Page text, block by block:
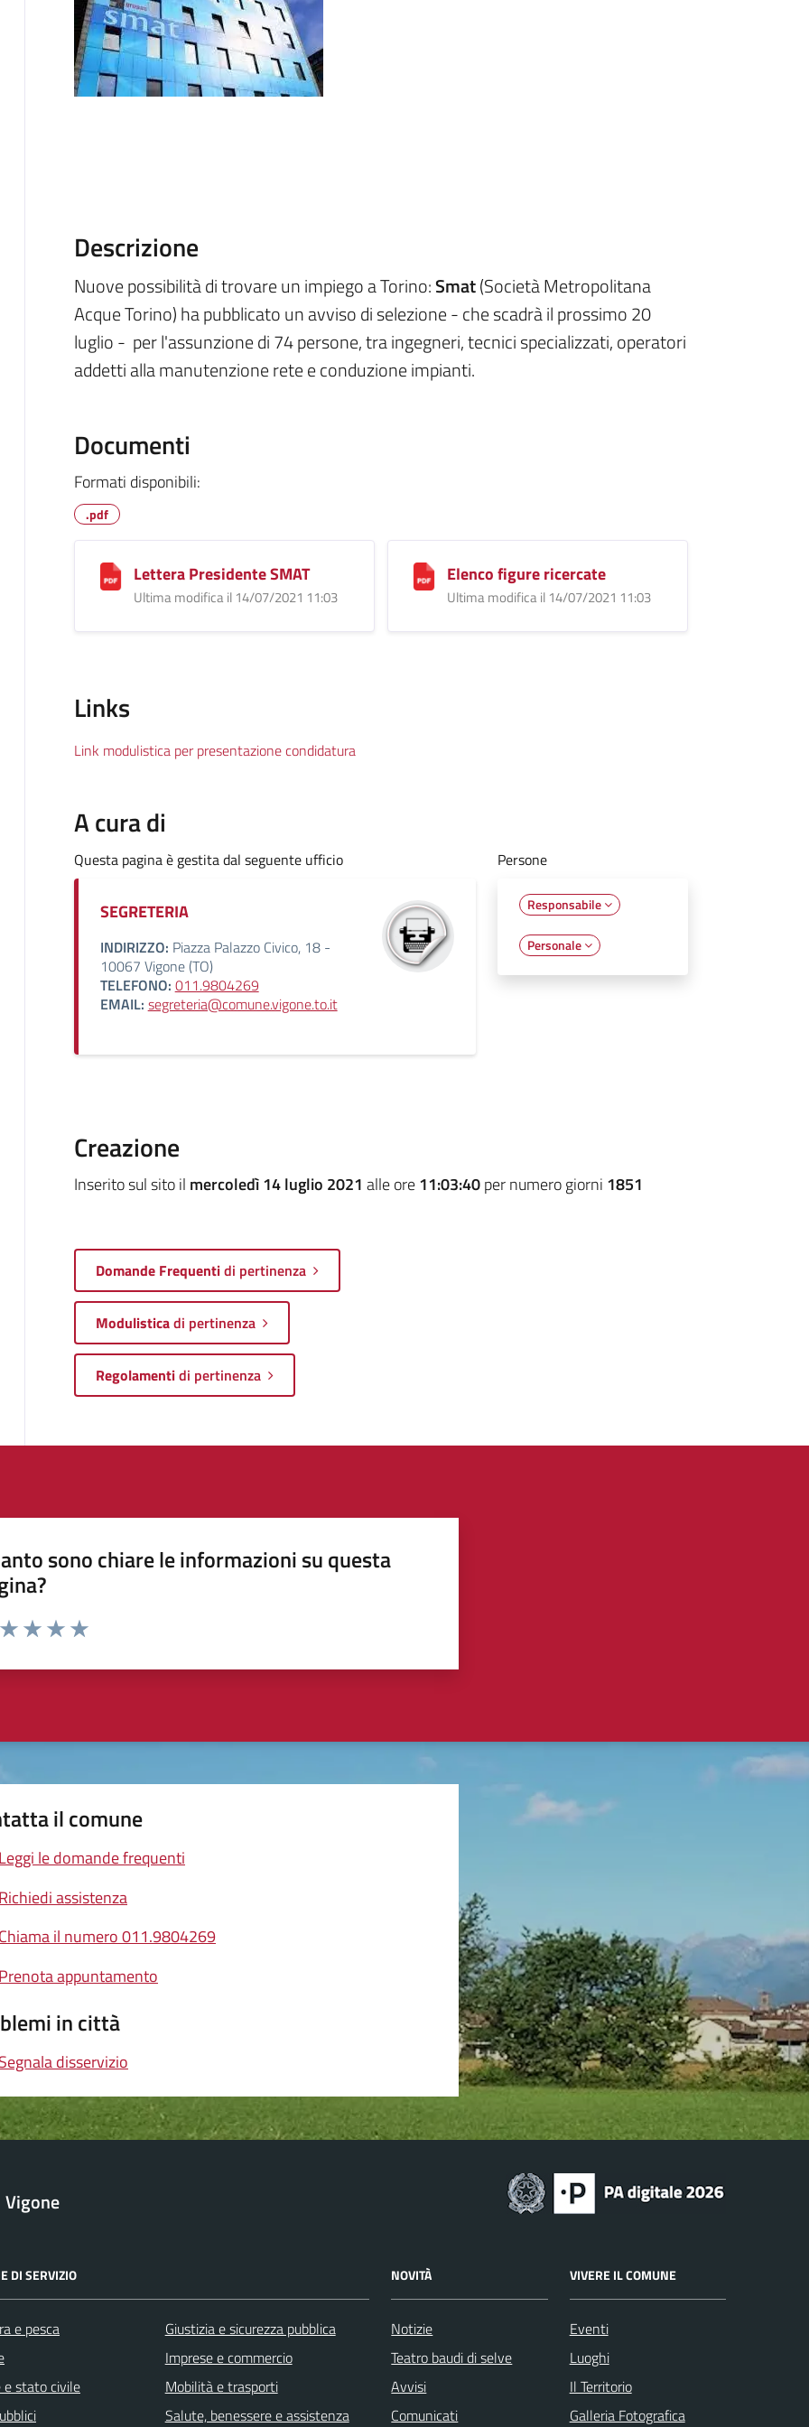
Descrizione
Nuove possibilità di trovare un impiego a Torino:Smat(Società Metropolitana
Acque Torino) ha pubblicato un avviso di selezione - che scadrà il prossimo 20
luglio - per l'assunzione di 74 persone, tra ingegneri, tecnici specializzati, operatori
addetti alla manutenzione rete e conduzione impianti.
Documenti
Formati disponibili:
.pdf
Lettera Presidente SMAT
Ultima modifica il 14/07/2021 11:03
Elenco figure ricercate
Ultima modifica il 14/07/2021 11:03
Links
Link modulistica per presentazione condidatura
A cura di
Questa pagina è gestita dal seguente ufficio
SEGRETERIA
INDIRIZZO: Piazza Palazzo Civico, 18 -
10067 Vigone (TO)
TELEFONO: 011.9804269
EMAIL: segreteria@comune.vigone.to.it
Persone
Responsabile
Personale
Creazione
Inserito sul sito il mercoledì 14 luglio 2021 alle ore11:03:40per numero giorni 1851
Domande Frequentidi pertinenza
Modulisticadi pertinenza
Regolamentidi pertinenza
sono chiare le informazioni su questa
da 1 a 5 stelle la pagina
il comune
Leggi le domande frequenti
Richiedi assistenza
Chiama il numero 011.9804269
Prenota appuntamento
in città
Segnala disservizio
Vigone
DI SERVIZIO
e pesca
e stato civile
Giustizia e sicurezza pubblica
Imprese e commercio
Mobilità e trasporti
Salute, benessere e assistenza
NOVITÀ
Notizie
Teatro baudi di selve
Avvisi
Comunicati
VIVERE IL COMUNE
Eventi
Luoghi
Il Territorio
Galleria Fotografica